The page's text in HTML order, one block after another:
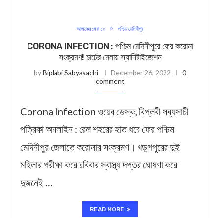
আজকের সেরা ১০ পশ্চিম মেদিনীপুর
CORONA INFECTION : পশ্চিম মেদিনীপুরে ফের করোনা
সংক্রমণ! চার্চের মেলায় স্যানিটাইজেশন
byBiplabi Sabyasachi December 26, 2022
0
comment
Corona Infection ওয়েব ডেস্ক, বিপ্লবী সব্যসাচী
পত্রিকা অনলাইন : রেল শহরের হাত ধরে ফের পশ্চিম
মেদিনীপুর জেলাতে করোনার সংক্রমণ। খড়্গপুরের দুই
মহিলার পরীক্ষা করে রবিবার স্বাস্থ্য দপ্তর ঘোষণা করে
দুজনেই …
READ MORE